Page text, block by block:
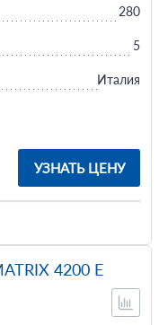
УЗНАТЬ ЦЕНУ
280
5
Италия
4200 E